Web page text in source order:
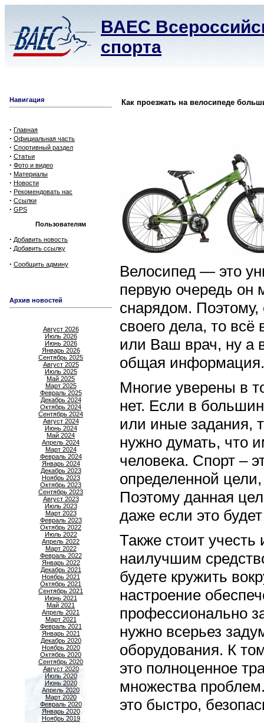
ВАЕС
спорта
Навигация
· Главная
· Официальная часть
· Спортивный раздел
· Статьи
· Фото и видео
· Материалы
· Новости
· Рекомендовать нас
· Ссылки
· GPS
Пользователям
· Добавить новость
· Добавить ссылку
· Сообщить админу
Архив новостей
Август 2026
Июль 2026
Июнь 2026
Январь 2026
Сентябрь 2025
Август 2025
Июль 2025
Май 2025
Март 2025
Февраль 2025
Декабрь 2024
Октябрь 2024
Сентябрь 2024
Август 2024
Июнь 2024
Май 2024
Апрель 2024
Март 2024
Февраль 2024
Январь 2024
Декабрь 2023
Ноябрь 2023
Октябрь 2023
Сентябрь 2023
Август 2023
Июль 2023
Март 2023
Февраль 2023
Октябрь 2022
Июль 2022
Апрель 2022
Март 2022
Февраль 2022
Январь 2022
Декабрь 2021
Ноябрь 2021
Октябрь 2021
Сентябрь 2021
Июнь 2021
Май 2021
Апрель 2021
Март 2021
Февраль 2021
Январь 2021
Декабрь 2020
Ноябрь 2020
Октябрь 2020
Сентябрь 2020
Август 2020
Июль 2020
Июнь 2020
Апрель 2020
Март 2020
Февраль 2020
Январь 2020
Ноябрь 2019
Как проезжать на велосипеде
Велосипед — это
первую очередь он
снарядом.
своего дела, то
или Ваш врач, ну а
общая информация.
Многие уверены в
нет. Если в
или иные задания,
нужно думать, что
человека. Спорт –
определенной
Поэтому данная
даже если это
Также стоит
наилучшим
будете кружить
настроение
профессионально
нужно всерьез
оборудования. К
это полноценное
множества
это быстро,